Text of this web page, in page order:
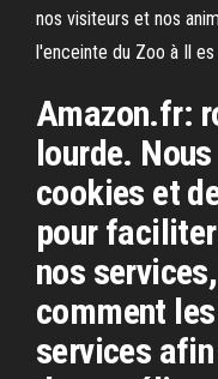
nos visiteurs et nos
l'enceinte du Zoo à Il es
Amazon.fr:
lourde.
cookies et
pour
nos
comment
services